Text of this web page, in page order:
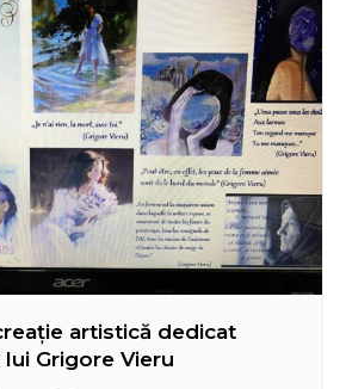
artistică dedicat
Grigore Vieru